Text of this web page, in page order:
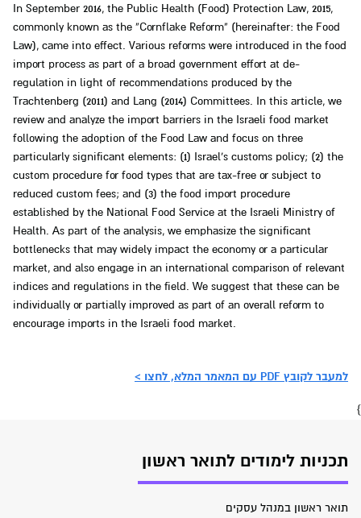
In September 2016, the Public Health (Food) Protection Law, 2015,
commonly known as the “Cornflake Reform” (hereinafter: the Food
Law), came into effect. Various reforms were introduced in the food
import process as part of a broad government effort at de-
regulation in light of recommendations produced by the
Trachtenberg (2011) and Lang (2014) Committees. In this article, we
review and analyze the import barriers in the Israeli food market
following the adoption of the Food Law and focus on three
particularly significant elements: (1) Israel’s customs policy; (2) the
custom procedure for food types that are tax-free or subject to
reduced custom fees; and (3) the food import procedure
established by the National Food Service at the Israeli Ministry of
Health. As part of the analysis, we emphasize the significant
bottlenecks that may widely impact the economy or a particular
market, and also engage in an international comparison of relevant
indices and regulations in the field. We suggest that these can be
individually or partially improved as part of an overall reform to
encourage imports in the Israeli food market.
למעבר לקובץ PDF עם המאמר המלא, לחצו >
}
תכניות לימודים לתואר ראשון
תואר ראשון במנהל עסקים